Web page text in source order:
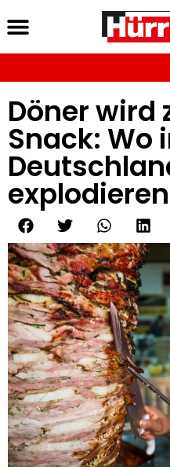
Döner wird
Snack: Wo
explodieren